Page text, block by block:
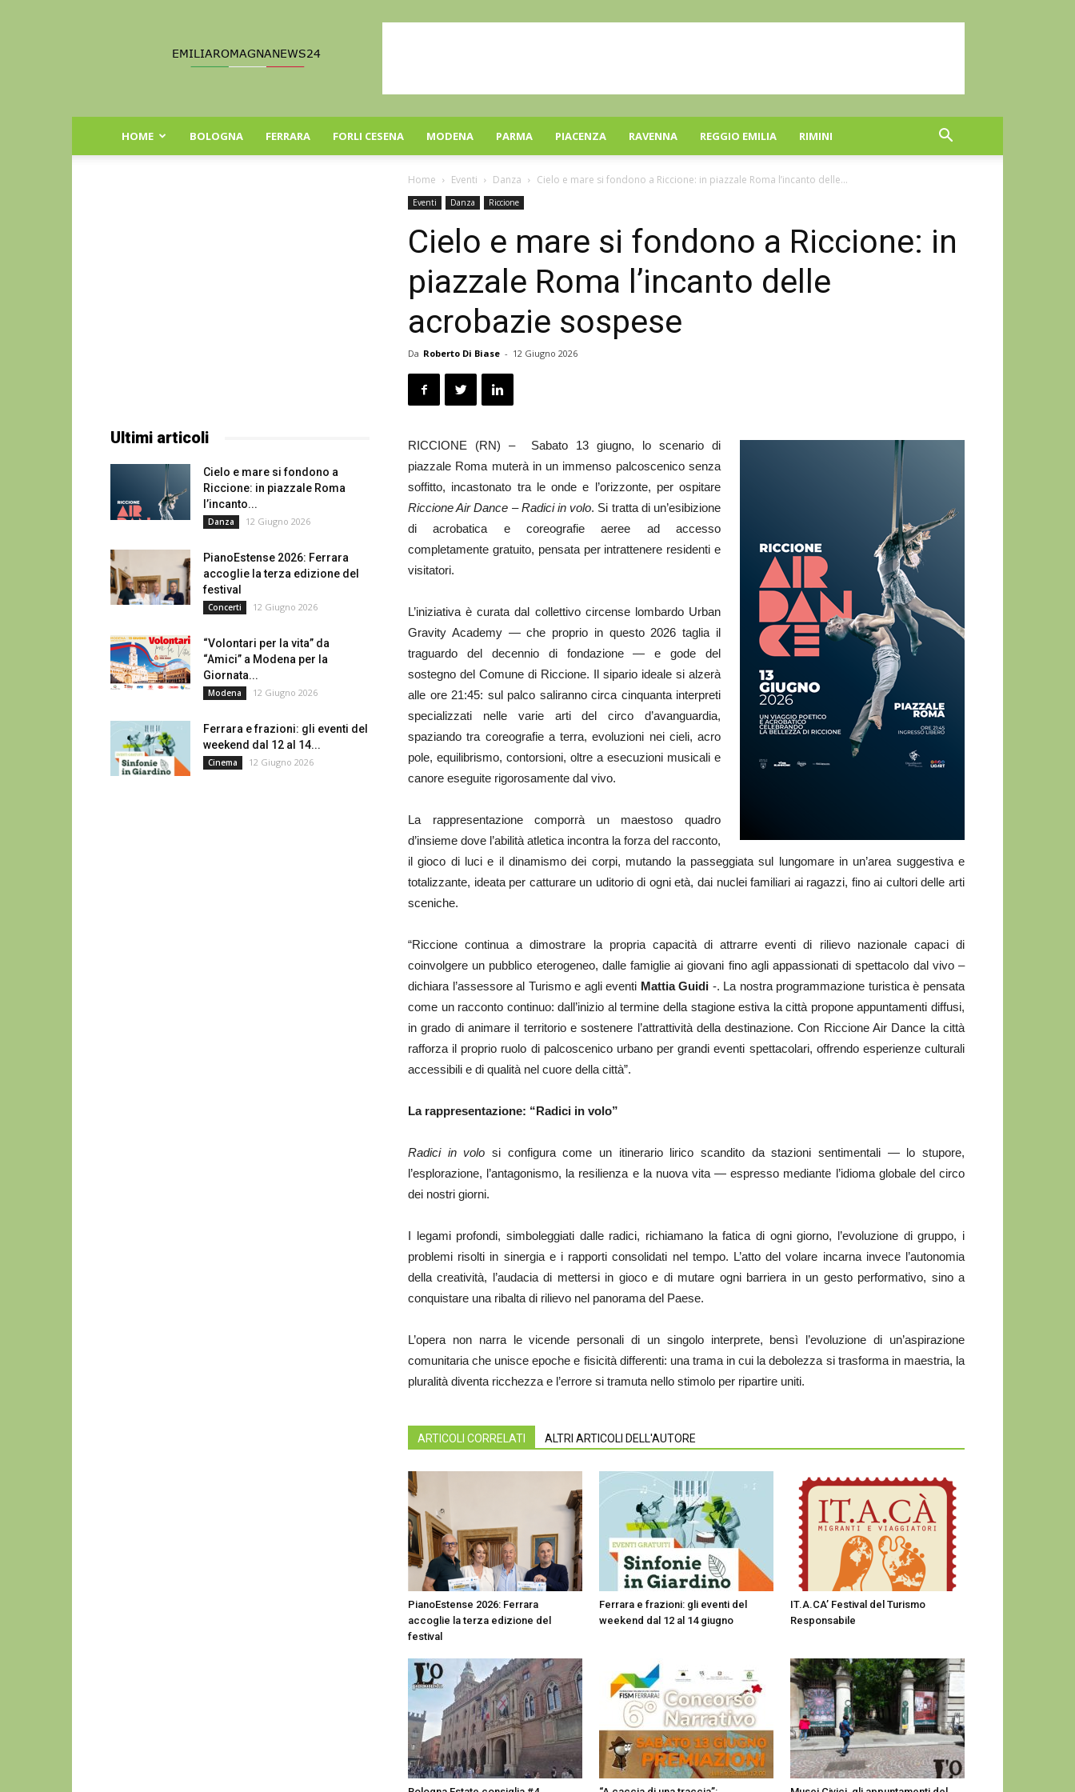
Romagna
HOME BOLOGNA FERRARA FORLI CESENA MODENA PARMA PIACENZA RAVENNA REGGIO EMILIA RIMINI
Home Eventi Danza Cielo e mare si fondono a Riccione: in piazzale Roma l’incanto delle...
Eventi Danza Riccione
Cielo e mare si fondono a Riccione: in
piazzale Roma l’incanto delle
acrobazie sospese
Da Roberto Di Biase - 12 Giugno 2026
RICCIONE (RN) –
Sabato 13 giugno, lo scenario di
piazzale Roma muterà in un immenso palcoscenico senza
soffitto, incastonato tra le onde e l’orizzonte, per ospitare
Riccione Air Dance – Radici in volo. Si tratta di un’esibizione
di acrobatica e coreografie aeree ad accesso
completamente gratuito, pensata per intrattenere residenti e
visitatori.
L’iniziativa è curata dal collettivo circense lombardo Urban
Gravity Academy — che proprio in questo 2026 taglia il
traguardo del decennio di fondazione — e gode del
sostegno del Comune di Riccione. Il sipario ideale si alzerà
alle ore 21:45: sul palco saliranno circa cinquanta interpreti
specializzati nelle varie arti del circo d’avanguardia,
spaziando tra coreografie a terra, evoluzioni nei cieli, acro
pole, equilibrismo, contorsioni, oltre a esecuzioni musicali e
canore eseguite rigorosamente dal vivo.
La rappresentazione comporrà un maestoso quadro
d’insieme dove l’abilità atletica incontra la forza del racconto,
il gioco di luci e il dinamismo dei corpi, mutando la passeggiata sul lungomare in un’area suggestiva e
totalizzante, ideata per catturare un uditorio di ogni età, dai nuclei familiari ai ragazzi, fino ai cultori delle arti
sceniche.
“Riccione continua a dimostrare la propria capacità di attrarre eventi di rilievo nazionale capaci di
coinvolgere un pubblico eterogeneo, dalle famiglie ai giovani fino agli appassionati di spettacolo dal vivo –
dichiara l’assessore al Turismo e agli eventi Mattia Guidi -. La nostra programmazione turistica è pensata
come un racconto continuo: dall’inizio al termine della stagione estiva la città propone appuntamenti diffusi,
in grado di animare il territorio e sostenere l’attrattività della destinazione. Con Riccione Air Dance la città
rafforza il proprio ruolo di palcoscenico urbano per grandi eventi spettacolari, offrendo esperienze culturali
accessibili e di qualità nel cuore della città”.
La rappresentazione: “Radici in volo”
Radici in volo si configura come un itinerario lirico scandito da stazioni sentimentali — lo stupore,
l’esplorazione, l’antagonismo, la resilienza e la nuova vita — espresso mediante l’idioma globale del circo
dei nostri giorni.
I legami profondi, simboleggiati dalle radici, richiamano la fatica di ogni giorno, l’evoluzione di gruppo, i
problemi risolti in sinergia e i rapporti consolidati nel tempo. L’atto del volare incarna invece l’autonomia
della creatività, l’audacia di mettersi in gioco e di mutare ogni barriera in un gesto performativo, sino a
conquistare una ribalta di rilievo nel panorama del Paese.
L’opera non narra le vicende personali di un singolo interprete, bensì l’evoluzione di un’aspirazione
comunitaria che unisce epoche e fisicità differenti: una trama in cui la debolezza si trasforma in maestria, la
pluralità diventa ricchezza e l’errore si tramuta nello stimolo per ripartire uniti.
ARTICOLI CORRELATI ALTRI ARTICOLI DELL'AUTORE
PianoEstense 2026: Ferrara
accoglie la terza edizione del
festival
Ferrara e frazioni: gli eventi del
weekend dal 12 al 14 giugno
IT.A.CA’ Festival del Turismo
Responsabile
Ultimi articoli
Cielo e mare si fondono a
Riccione: in piazzale Roma
l’incanto...
Danza 12 Giugno 2026
PianoEstense 2026: Ferrara
accoglie la terza edizione del
festival
Concerti 12 Giugno 2026
“Volontari per la vita” da
“Amici” a Modena per la
Giornata...
Modena 12 Giugno 2026
Ferrara e frazioni: gli eventi del
weekend dal 12 al 14...
Cinema 12 Giugno 2026